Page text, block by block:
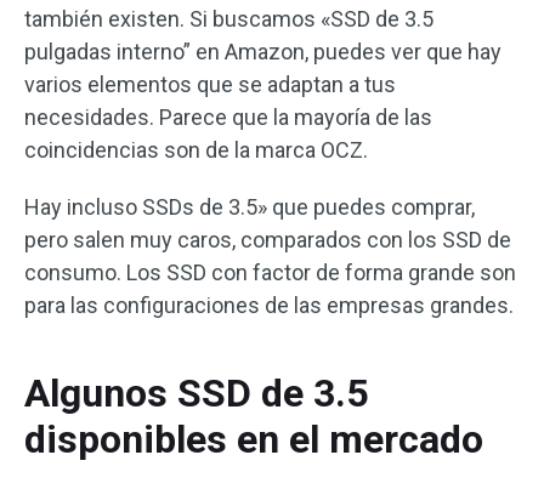
también existen. Si buscamos «SSD de 3.5
pulgadas interno” en Amazon, puedes ver que hay
varios elementos que se adaptan a tus
necesidades. Parece que la mayoría de las
coincidencias son de la marca OCZ.
Hay incluso SSDs de 3.5» que puedes comprar,
pero salen muy caros, comparados con los SSD de
consumo. Los SSD con factor de forma grande son
para las configuraciones de las empresas grandes.
Algunos SSD de 3.5
disponibles en el mercado